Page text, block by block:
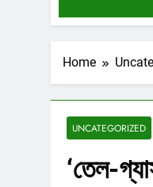
Home
UNCATEGORIZED
‘তেল-